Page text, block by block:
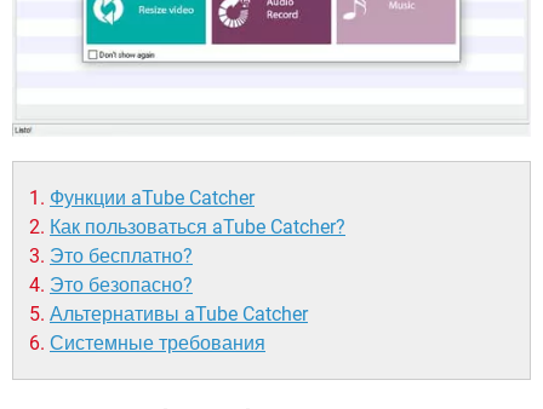
Функции aTube Catcher
Как пользоваться aTube Catcher?
Это бесплатно?
Это безопасно?
Альтернативы aTube Catcher
Системные требования